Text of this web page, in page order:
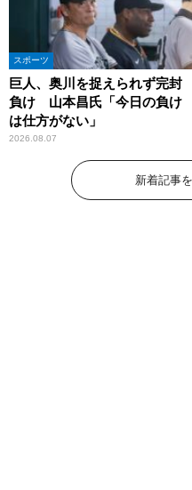
スポーツ
巨人、奥川を捉えられず完封
負け 山本昌氏「今日の負け
は仕方がない」
2026.08.07
新着記事